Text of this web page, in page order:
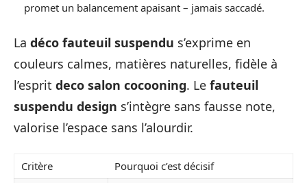
promet un balancement apaisant – jamais saccadé.
La déco fauteuil suspendu s’exprime en
couleurs calmes, matières naturelles, fidèle à
l’esprit deco salon cocooning. Le fauteuil
suspendu design s’intègre sans fausse note,
valorise l’espace sans l’alourdir.
Critère
Pourquoi c’est décisif